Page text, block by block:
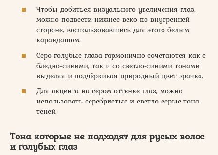
Чтобы добиться визуального увеличения глаз,
можно подвести нижнее веко по внутренней
стороне, воспользовавшись для этого белым
карандашом.
Серо-голубые глаза гармонично сочетаются как с
бледно-синими, так и со светло-синими тонами,
выделяя и подчёркивая природный цвет зрачка.
Для акцента на сером оттенке глаз, можно
использовать серебристые и светло-серые тона
теней.
Тона которые не подходят для русых волос
и голубых глаз